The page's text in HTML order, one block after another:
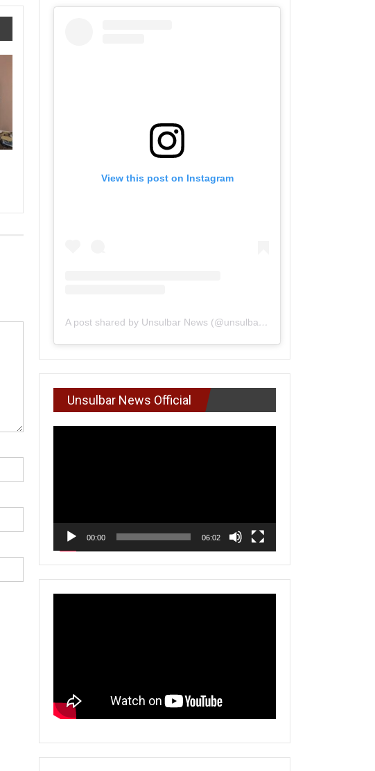
View this post on Instagram
A post shared by Unsulbar News (@unsulbarnews)
Unsulbar News Official
00:00 06:02